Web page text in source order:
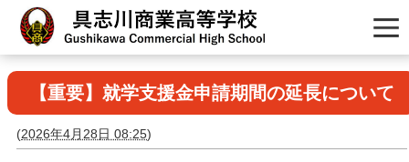
【重要】就学支援金申請期間の延長について
(2026年4月28日 08:25)